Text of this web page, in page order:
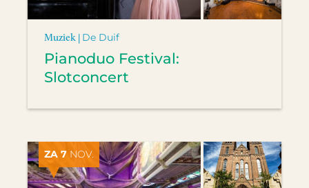
Muziek | De Duif
Pianoduo Festival:
Slotconcert
ZA 7 NOV.